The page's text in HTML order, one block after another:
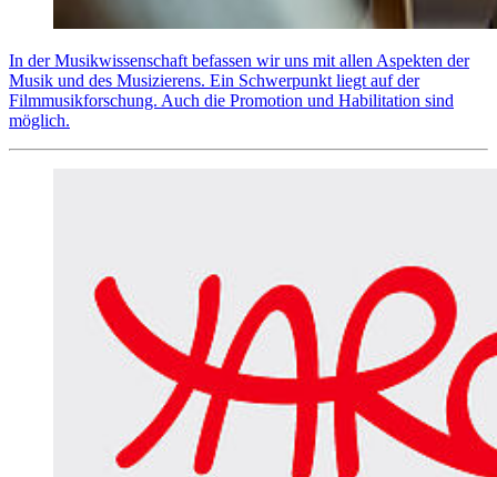
In der Musikwissenschaft befassen wir uns mit allen Aspekten der
Musik und des Musizierens. Ein Schwerpunkt liegt auf der
Filmmusikforschung. Auch die Promotion und Habilitation sind
möglich.